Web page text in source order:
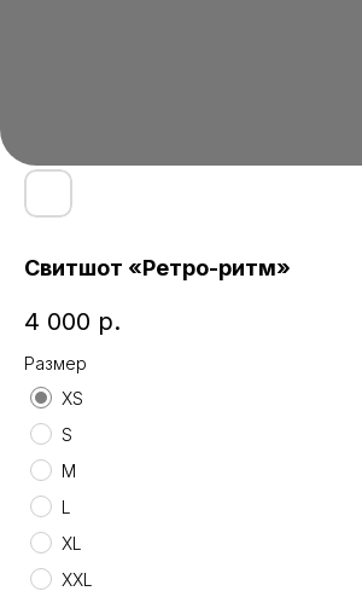
Свитшот «Ретро-ритм»
4 000 р.
Размер
XS
S
M
L
XL
XXL